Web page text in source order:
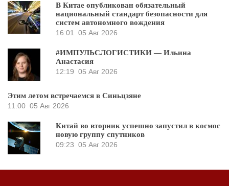
В Китае опубликован обязательный
национальный стандарт безопасности для
систем автономного вождения
16:01
05 Авг 2026
#ИМПУЛЬСЛОГИСТИКИ — Ильина
Анастасия
12:19 05 Авг 2026
Этим летом встречаемся в Синьцзяне
11:00 05 Авг 2026
Китай во вторник успешно запустил в космос
новую группу спутников
09:23 05 Авг 2026